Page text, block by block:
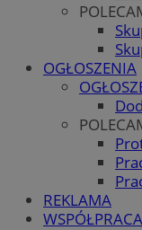
OGŁOSZENIA
REKLAMA
WSPÓŁPRACA